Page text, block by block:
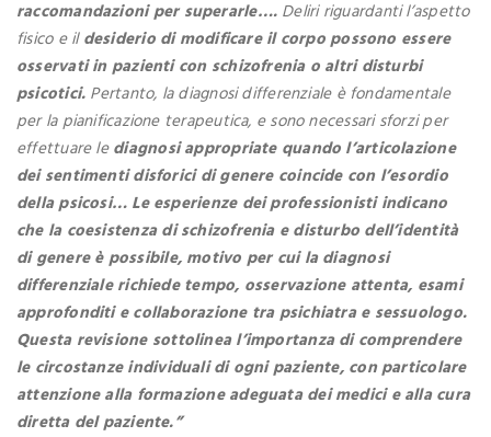
raccomandazioni per superarle…. Deliri riguardanti l’aspetto
fisico e ildesiderio di modificare il corpo possono essere
osservati in pazienti con schizofrenia o altri disturbi
psicotici. Pertanto, la diagnosi differenziale è fondamentale
per la pianificazione terapeutica, e sono necessari sforzi per
effettuare lediagnosi appropriate quando l’articolazione
dei sentimenti disforici di genere coincide con l’esordio
della psicosi… Le esperienze dei professionisti indicano
che la coesistenza di schizofrenia e disturbo dell’identità
di genere è possibile, motivo per cui la diagnosi
differenziale richiede tempo, osservazione attenta, esami
approfonditi e collaborazione tra psichiatra e sessuologo.
Questa revisione sottolinea l’importanza di comprendere
le circostanze individuali di ogni paziente, con particolare
attenzione alla formazione adeguata dei medici e alla cura
diretta del paziente.”